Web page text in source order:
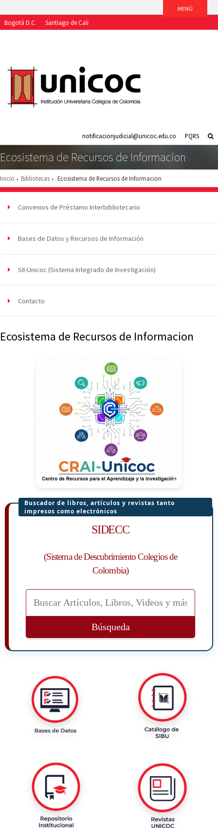
Bogotá D.C.
Santiago de Cali
PQRS
notificacionjudicial@unicoc.edu.co
Ecosistema de Recursos de Informacion
Inicio Bibliotecas Ecosistema de Recursos de Informacion
Convenios de Préstamo Interbibliotecario
Bases de Datos y Recursos de Información
SII-Unicoc (Sistema Integrado de Investigación)
Contacto
Ecosistema de Recursos de Informacion